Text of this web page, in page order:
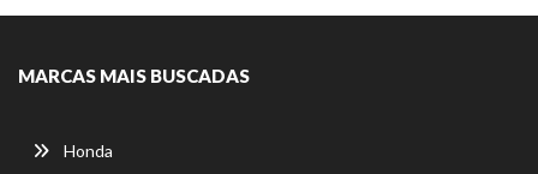
MARCAS MAIS BUSCADAS
Honda